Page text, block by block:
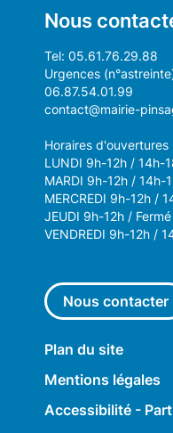
Nous
Tel: 05.61.76.29.88
Urgences
06.87.54.01.99
contact@mairie-
Horaires d'ouvertures
LUNDI 9h-12h / 14h-
MARDI 9h-12h / 14h-
MERCREDI 9h-12h /
JEUDI 9h-12h / Fermé
VENDREDI 9h-12h /
Nous contacter
Plan du site
Mentions légales
Accessibilité -